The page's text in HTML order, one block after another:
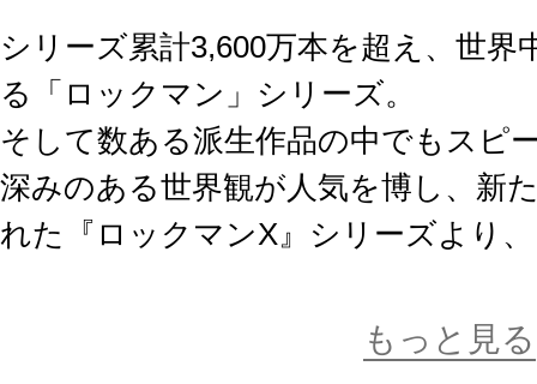
シリーズ累計3,600万本を超え、世界
る「ロックマン」シリーズ。
そして数ある派生作品の中でもスピ
深みのある世界観が人気を博し、新
れた『ロックマンX』シリーズより
ー』が、新規大型エフェクトパーツ
もっと見る